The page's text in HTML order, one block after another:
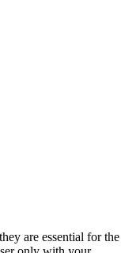
are essential for the